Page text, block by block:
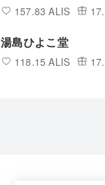
157.83 ALIS
湯島ひよこ堂
118.15 ALIS